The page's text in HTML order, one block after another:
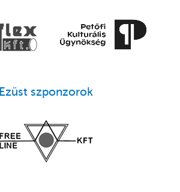
Ezüst szponzorok